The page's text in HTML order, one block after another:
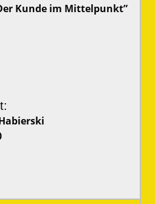
Kunde im Mittelpunkt”